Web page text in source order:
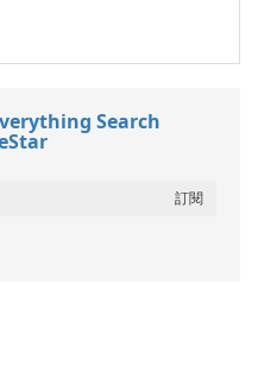
Search